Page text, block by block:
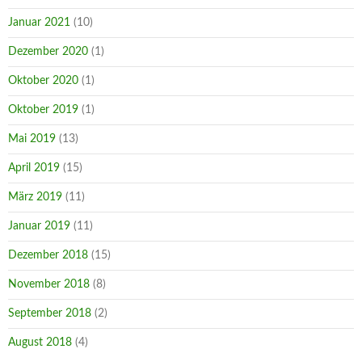
Januar 2021 (10)
Dezember 2020 (1)
Oktober 2020 (1)
Oktober 2019 (1)
Mai 2019 (13)
April 2019 (15)
März 2019 (11)
Januar 2019 (11)
Dezember 2018 (15)
November 2018 (8)
September 2018 (2)
August 2018 (4)